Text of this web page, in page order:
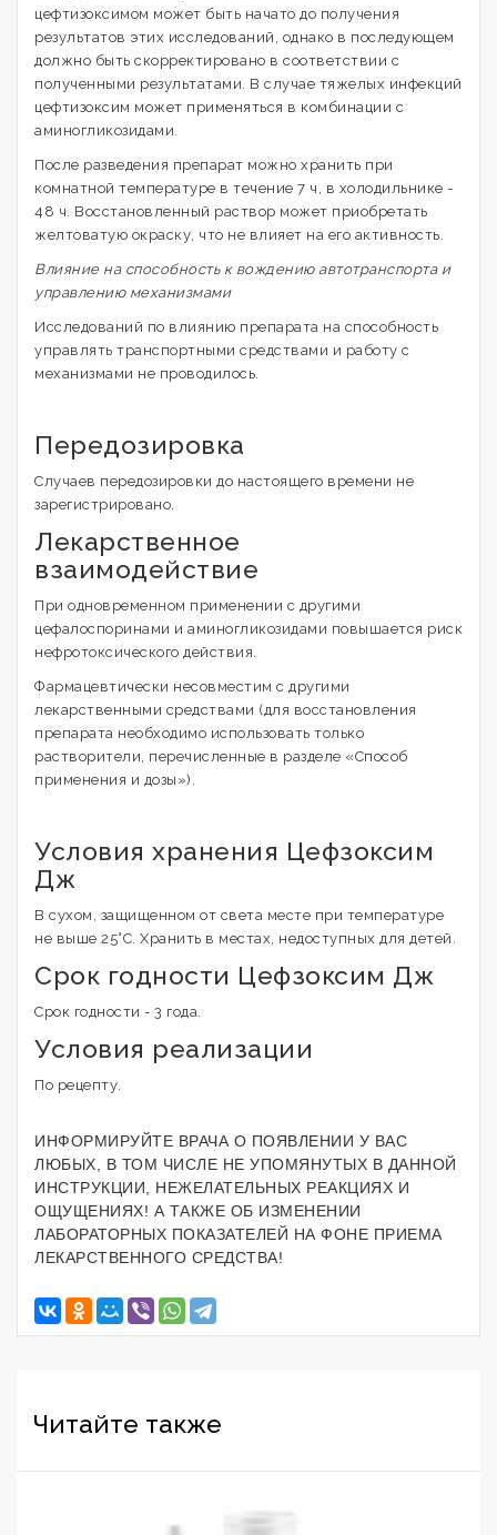
цефтизоксимом может быть начато до получения
результатов этих исследований, однако в последующем
должно быть скорректировано в соответствии с
полученными результатами. В случае тяжелых инфекций
цефтизоксим может применяться в комбинации с
аминогликозидами.
После разведения препарат можно хранить при
комнатной температуре в течение 7 ч, в холодильнике -
48 ч. Восстановленный раствор может приобретать
желтоватую окраску, что не влияет на его активность.
Влияние на способность к вождению автотранспорта и
управлению механизмами
Исследований по влиянию препарата на способность
управлять транспортными средствами и работу с
механизмами не проводилось.
Передозировка
Случаев передозировки до настоящего времени не
зарегистрировано.
Лекарственное
взаимодействие
При одновременном применении с другими
цефалоспоринами и аминогликозидами повышается риск
нефротоксического действия.
Фармацевтически несовместим с другими
лекарственными средствами (для восстановления
препарата необходимо использовать только
растворители, перечисленные в разделе «Способ
применения и дозы»).
Условия хранения Цефзоксим
Дж
В сухом, защищенном от света месте при температуре
не выше 25°С. Хранить в местах, недоступных для детей.
Срок годности Цефзоксим Дж
Срок годности - 3 года.
Условия реализации
По рецепту.
ИНФОРМИРУЙТЕ ВРАЧА О ПОЯВЛЕНИИ У ВАС
ЛЮБЫХ, В ТОМ ЧИСЛЕ НЕ УПОМЯНУТЫХ В ДАННОЙ
ИНСТРУКЦИИ, НЕЖЕЛАТЕЛЬНЫХ РЕАКЦИЯХ И
ОЩУЩЕНИЯХ! А ТАКЖЕ ОБ ИЗМЕНЕНИИ
ЛАБОРАТОРНЫХ ПОКАЗАТЕЛЕЙ НА ФОНЕ ПРИЕМА
ЛЕКАРСТВЕННОГО СРЕДСТВА!
Читайте также